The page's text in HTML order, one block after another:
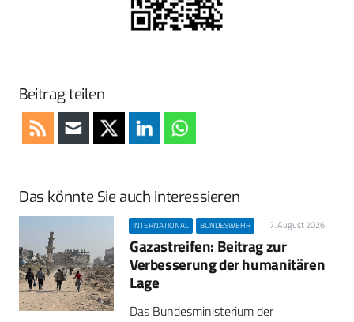
Beitrag teilen
Das könnte Sie auch interessieren
INTERNATIONAL BUNDESWEHR 7. August 2026
Gazastreifen: Beitrag zur
Verbesserung der humanitären
Lage
Das Bundesministerium der